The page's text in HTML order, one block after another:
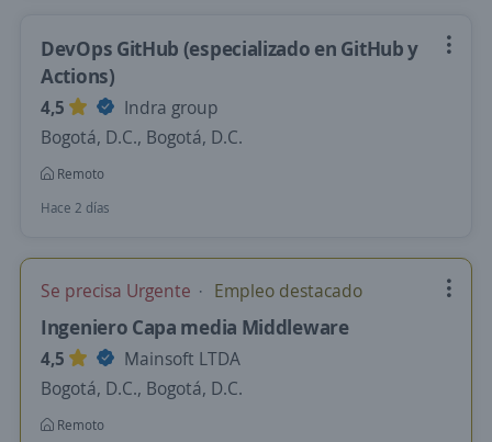
DevOps GitHub (especializado en GitHub y
Actions)
4,5
Indra group
Bogotá, D.C., Bogotá, D.C.
Remoto
Hace 2 días
Se precisa Urgente Empleo destacado
Ingeniero Capa media Middleware
4,5
Mainsoft LTDA
Bogotá, D.C., Bogotá, D.C.
Remoto